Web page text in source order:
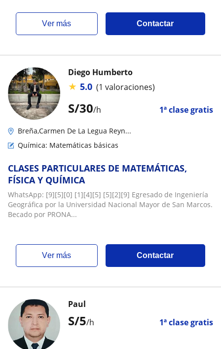
ver más Contactar
S/30/h 1ª clase gratis
Diego Humberto
★ 5.0 (1 valoraciones)
Breña,Carmen De La Legua Reyn...
Química: Matemáticas básicas
CLASES PARTICULARES DE MATEMÁTICAS,
FÍSICA Y QUÍMICA
WhatsApp: [9][5][0] [1][4][5] [5][2][9] Egresado de Ingeniería
Geográfica por la Universidad Nacional Mayor de San Marcos.
Becado por PRONA...
ver más Contactar
S/5/h 1ª clase gratis
Paul